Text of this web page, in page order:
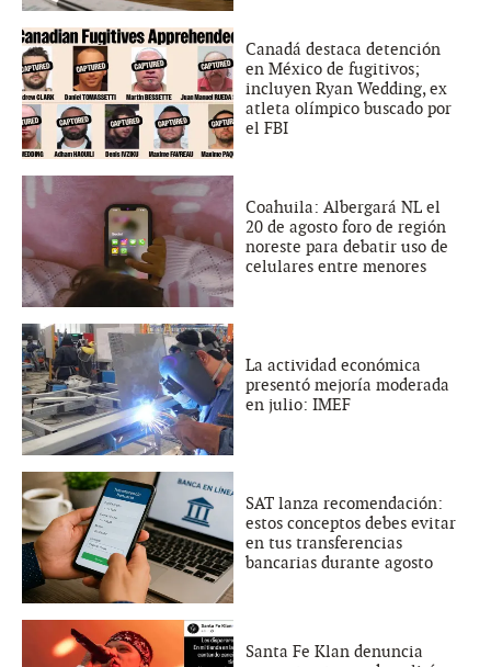
Canadá destaca detención
en México de fugitivos;
incluyen Ryan Wedding, ex
atleta olímpico buscado por
el FBI
Coahuila: Albergará NL el
20 de agosto foro de región
noreste para debatir uso de
celulares entre menores
La actividad económica
presentó mejoría moderada
en julio: IMEF
SAT lanza recomendación:
estos conceptos debes evitar
en tus transferencias
bancarias durante agosto
Santa Fe Klan denuncia